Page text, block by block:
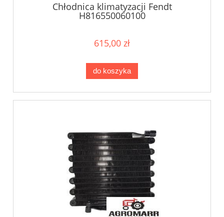
Chłodnica klimatyzacji Fendt
H816550060100
615,00 zł
do koszyka